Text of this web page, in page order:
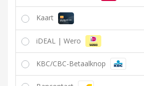
Kaart
iDEAL | Wero
KBC/CBC-Betaalknop